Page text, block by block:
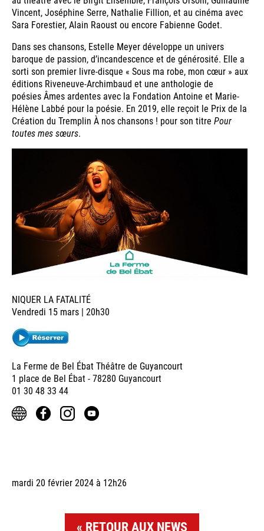
Vincent, Joséphine Serre, Nathalie Fillion, et au cinéma avec
Sara Forestier, Alain Raoust ou encore Fabienne Godet.
Dans ses chansons, Estelle Meyer développe un univers
baroque de passion, d’incandescence et de générosité. Elle a
sorti son premier livre-disque « Sous ma robe, mon cœur » aux
éditions Riveneuve-Archimbaud et une anthologie de
poésies Âmes ardentes avec la Fondation Antoine et Marie-
Hélène Labbé pour la poésie. En 2019, elle reçoit le Prix de la
Création du Tremplin À nos chansons ! pour son titre Pour
toutes mes sœurs.
NIQUER LA FATALITÉ
Vendredi 15 mars | 20h30
La Ferme de Bel Ébat Théâtre de Guyancourt
1 place de Bel Ébat - 78280 Guyancourt
01 30 48 33 44
mardi 20 février 2024 à 12h26
RETOUR AUX NEWS